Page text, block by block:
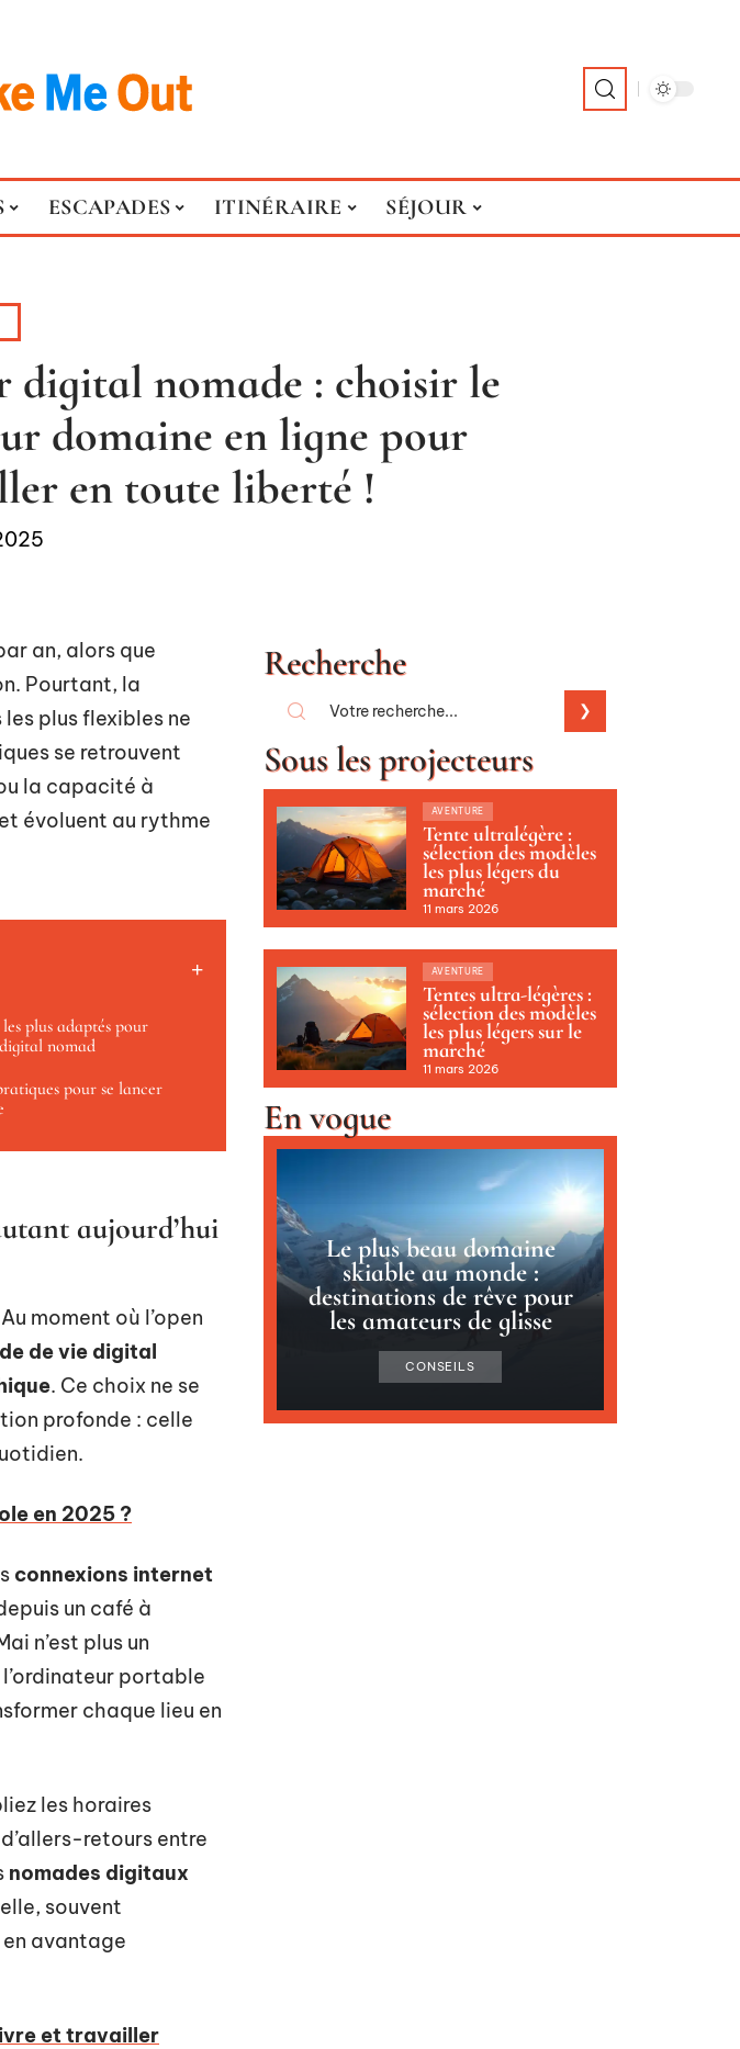
ESCAPADES ITINÉRAIRE SÉJOUR
digital nomade : choisir le
domaine en ligne pour
en toute liberté !
an, alors que
Pourtant, la
plus flexibles ne
se retrouvent
la capacité à
évoluent au rythme
plus adaptés pour
nomad
pour se lancer
aujourd’hui
moment où l’open
de vie digital
. Ce choix ne se
profonde : celle
en 2025 ?
connexions internet
un café à
n’est plus un
l’ordinateur portable
chaque lieu en
les horaires
retours entre
nomades digitaux
souvent
avantage
et travailler
Recherche
Sous les projecteurs
AVENTURE
Tente ultralégère :
sélection des modèles
les plus légers du
marché
11 mars 2026
AVENTURE
Tentes ultra-légères :
sélection des modèles
les plus légers sur le
marché
11 mars 2026
En vogue
Le plus beau domaine
skiable au monde :
destinations de rêve pour
les amateurs de glisse
CONSEILS